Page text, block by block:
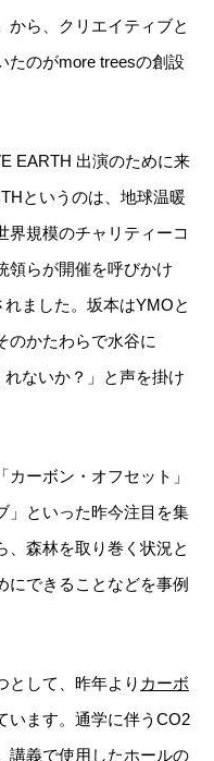
から、クリエイティブと
たのがmore treesの創設
EARTH 出演のために来
というのは、地球温暖
界規模のチャリティーコ
領らが開催を呼びかけ
ました。坂本はYMOと
のかたわらで水谷に
れないか？」と声を掛け
ーボン・オフセット」
」といった昨今注目を集
、森林を取り巻く状況と
にできることなどを事例
として、昨年より カーボ
います。通学に伴うCO2
講義で使用したホールの